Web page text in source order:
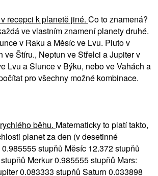
recepci k planetě jiné. Co to znamená?
ve vlastním znamení planety druhé.
v Raku a Měsíc ve Lvu. Pluto v
ve Štíru., Neptun ve Střelci a Jupiter v
Lvu a Slunce v Býku, nebo ve Vahách a
pro všechny možné kombinace.
běhu. Matematicky to platí takto,
planet za den (v desetinné
stupňů Měsíc 12.372 stupňů
Merkur 0.985555 stupňů Mars:
0.083333 stupňů Saturn 0.033898